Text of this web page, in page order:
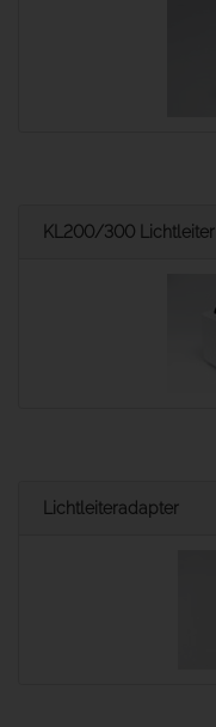
KL200/300 Lichtleiter
Lichtleiteradapter